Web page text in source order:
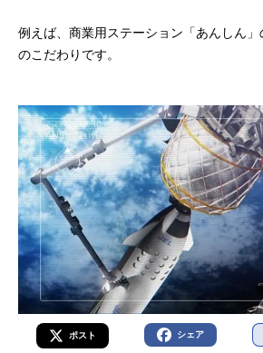
例えば、商業用ステーション「あんしん
のこだわりです。
ポスト シェア